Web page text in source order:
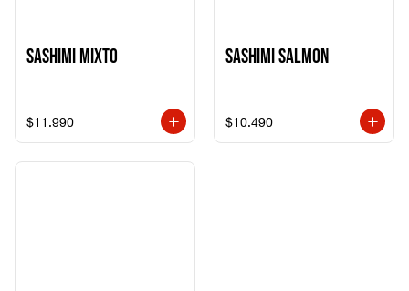
Sashimi Mixto
$11.990
Sashimi Salmón
$10.490